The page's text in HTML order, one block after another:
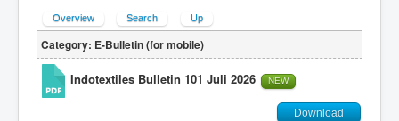
Overview Search Up
Category: E-Bulletin (for mobile)
Indotextiles Bulletin 101 Juli 2026 NEW
Download